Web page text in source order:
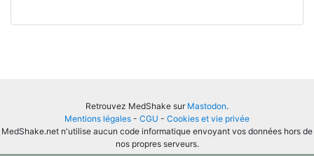
Retrouvez MedShake sur Mastodon.
Mentions légales - CGU - Cookies et vie privée
MedShake.net n'utilise aucun code informatique envoyant vos données hors de
nos propres serveurs.